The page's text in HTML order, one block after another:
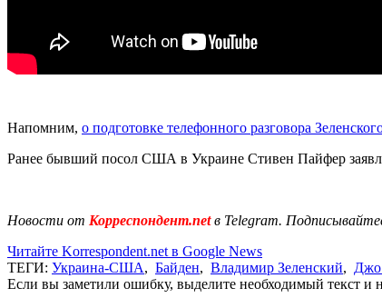
Напомним, о подготовке телефонного разговора
Ранее бывший посол США в Украине Стивен Пайфер
Новости от Корреспондент.netв Telegram.
Читайте Korrespondent.net в Google News
ТЕГИ: Украина-США, Байден, Владимир Зеленский, Джо
Если вы заметили ошибку, выделите необходимый текст